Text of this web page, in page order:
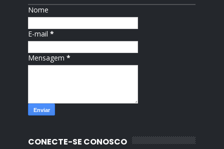
Nome
E-mail*
Mensagem*
CONECTE-SE CONOSCO